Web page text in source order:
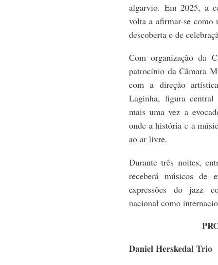
algarvio. Em 2025, a
volta a afirmar-se como
descoberta e de
Com organização da
patrocínio da Câmara
com a direção
Laginha, figura
mais uma vez a
onde a história e a
ao ar livre.
Durante três noites,
receberá músicos de
expressões do jazz
nacional como
Daniel Herskedal Trio